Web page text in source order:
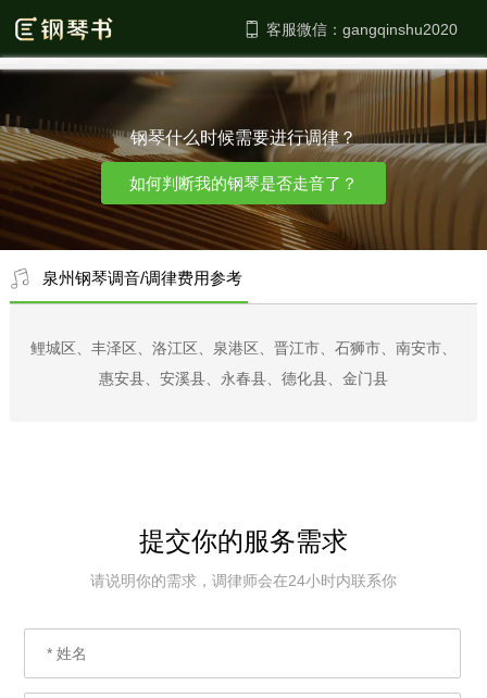
客服微信：
钢琴什么时候需要进行调律？
如何判断我的钢琴是否走音了？
泉州钢琴调音/调律费用参考
鲤城区、丰泽区、洛江区、泉港区、晋江市、石狮市、南安市、
惠安县、安溪县、永春县、德化县、金门县
提交你的服务需求
请说明你的需求，调律师会在24小时内联系你